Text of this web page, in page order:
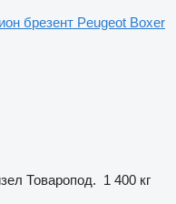
брезент Peugeot Boxer
Товаропод. 1 400 кг